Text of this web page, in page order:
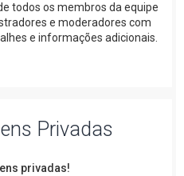
todos os membros da equipe
e moderadores com
e informações adicionais.
Privadas
privadas!